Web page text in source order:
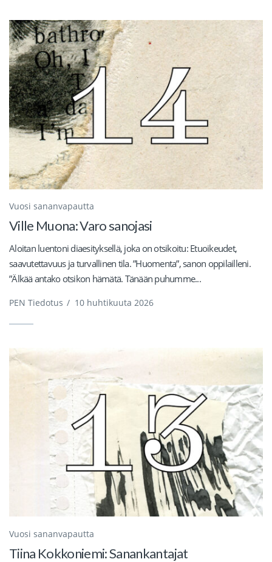
Vuosi sananvapautta
Ville Muona: Varo sanojasi
Aloitan luentoni diaesityksellä, joka on otsikoitu: Etuoikeudet,
saavutettavuus ja turvallinen tila. ”Huomenta”, sanon oppilailleni.
”Älkää antako otsikon hämätä. Tänään puhumme...
PEN Tiedotus / 10 huhtikuuta 2026
Vuosi sananvapautta
Tiina Kokkoniemi: Sanankantajat